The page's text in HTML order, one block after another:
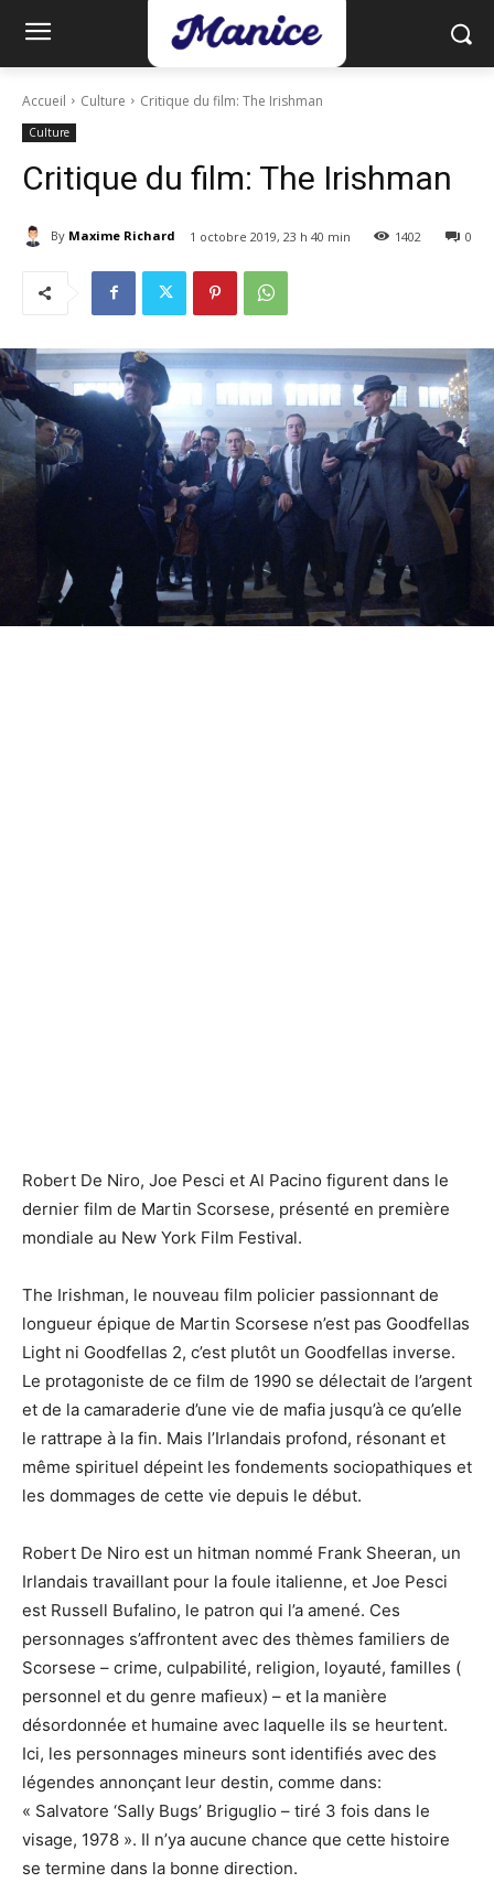
Accueil Culture Critique du film: The Irishman
Culture
Critique du film: The Irishman
By Maxime Richard 1 octobre 2019, 23 h 40 min 0
1402
Robert De Niro, Joe Pesci et Al Pacino figurent dans le
dernier film de Martin Scorsese, présenté en première
mondiale au New York Film Festival.
The Irishman, le nouveau film policier passionnant de
longueur épique de Martin Scorsese n’est pas Goodfellas
Light ni Goodfellas 2, c’est plutôt un Goodfellas inverse.
Le protagoniste de ce film de 1990 se délectait de l’argent
et de la camaraderie d’une vie de mafia jusqu’à ce qu’elle
le rattrape à la fin. Mais l’Irlandais profond, résonant et
même spirituel dépeint les fondements sociopathiques et
les dommages de cette vie depuis le début.
Robert De Niro est un hitman nommé Frank Sheeran, un
Irlandais travaillant pour la foule italienne, et Joe Pesci
est Russell Bufalino, le patron qui l’a amené. Ces
personnages s’affrontent avec des thèmes familiers de
Scorsese – crime, culpabilité, religion, loyauté, familles (
personnel et du genre mafieux) – et la manière
désordonnée et humaine avec laquelle ils se heurtent.
Ici, les personnages mineurs sont identifiés avec des
légendes annonçant leur destin, comme dans:
« Salvatore ‘Sally Bugs’ Briguglio – tiré 3 fois dans le
visage, 1978 ». Il n’ya aucune chance que cette histoire
se termine dans la bonne direction.